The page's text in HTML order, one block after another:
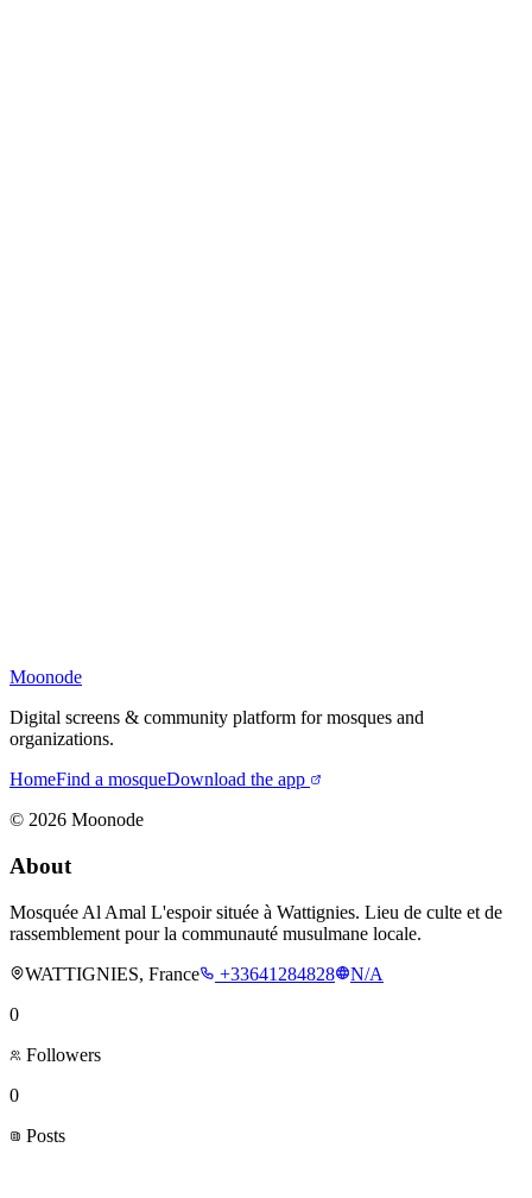
Moonode
Digital screens & community platform for mosques and
organizations.
HomeFind a mosqueDownload the app
© 2026 Moonode
About
Mosquée Al Amal L'espoir située à Wattignies. Lieu de culte et de
rassemblement pour la communauté musulmane locale.
WATTIGNIES, France
+33641284828
N/A
0
Followers
0
Posts